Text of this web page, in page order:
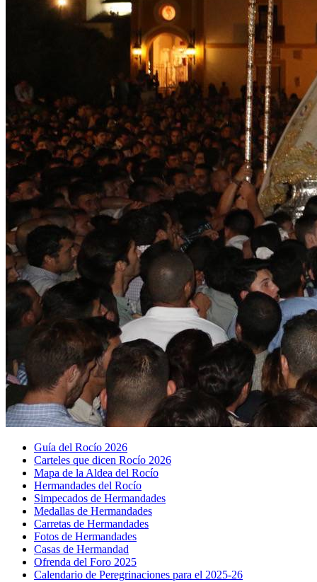
Guía del Rocío 2026
Carteles que dicen Rocío 2026
Mapa de la Aldea del Rocío
Hermandades del Rocío
Simpecados de Hermandades
Medallas de Hermandades
Carretas de Hermandades
Fotos de Hermandades
Casas de Hermandad
Ofrenda del Foro 2025
Calendario de Peregrinaciones para el 2025-26